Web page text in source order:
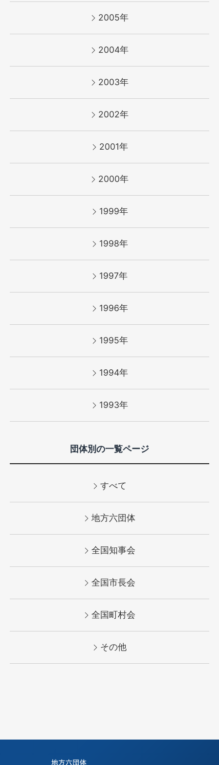
2005年
2004年
2003年
2002年
2001年
2000年
1999年
1998年
1997年
1996年
1995年
1994年
1993年
団体別の一覧ページ
すべて
地方六団体
全国知事会
全国市長会
全国町村会
その他